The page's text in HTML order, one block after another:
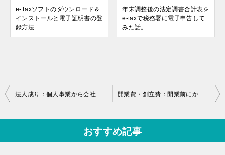
e-Taxソフトのダウンロード＆
インストールと電子証明書の登
録方法
年末調整後の法定調書合計表を
e-taxで税務署に電子申告して
みた話。
投
ビ
法人成り：個人事業から会社への車の引き継ぎ方法とお勧め経理処理！ 開業費・創立費：開業前にかかった費用の経理処理を私の実例付で紹介
おすすめ記事